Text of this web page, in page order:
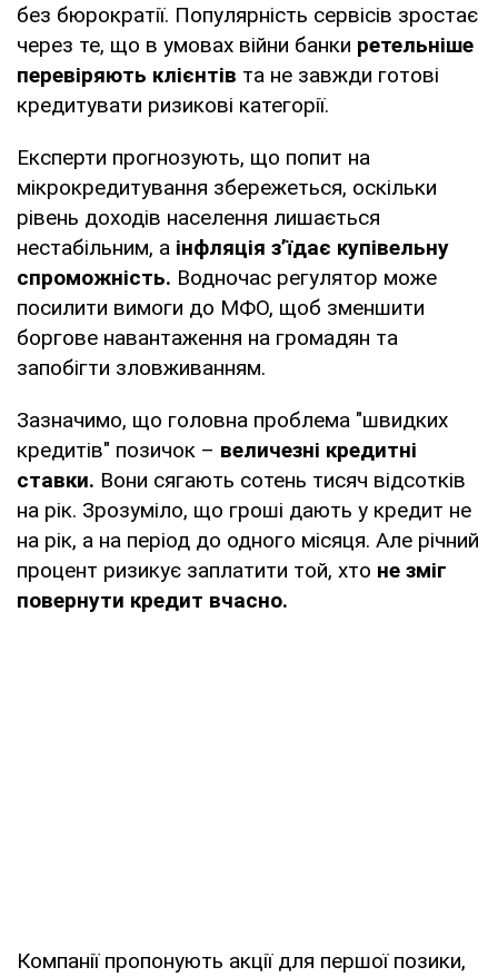
без бюрократії. Популярність сервісів зростає
через те, що в умовах війни банки ретельніше
перевіряють клієнтів та не завжди готові
кредитувати ризикові категорії.
Експерти прогнозують, що попит на
мікрокредитування збережеться, оскільки
рівень доходів населення лишається
нестабільним, а інфляція з’їдає купівельну
спроможність. Водночас регулятор може
посилити вимоги до МФО, щоб зменшити
боргове навантаження на громадян та
запобігти зловживанням.
Зазначимо, що головна проблема "швидких
кредитів" позичок – величезні кредитні
ставки. Вони сягають сотень тисяч відсотків
на рік. Зрозуміло, що гроші дають у кредит не
на рік, а на період до одного місяця. Але річний
процент ризикує заплатити той, хто не зміг
повернути кредит вчасно.
Компанії пропонують акції для першої позики,